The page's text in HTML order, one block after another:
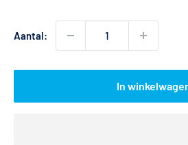
Aantal:
In